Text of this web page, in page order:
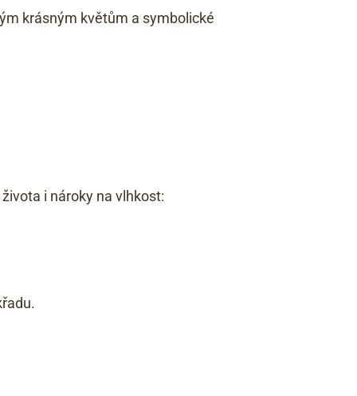
krásným květům a symbolické
i nároky na vlhkost: